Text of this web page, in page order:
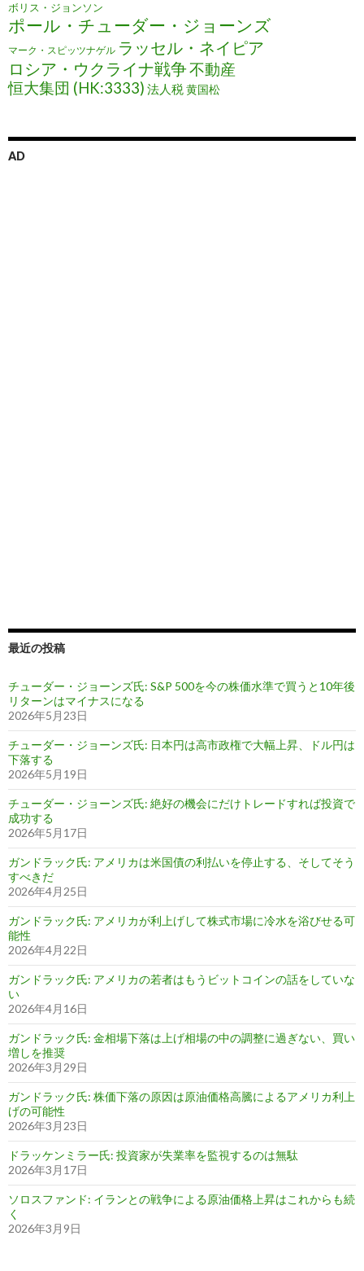
ボリス・ジョンソン
ポール・チューダー・ジョーンズ
マーク・スピッツナゲル ラッセル・ネイピア
ロシア・ウクライナ戦争不動産
恒大集団 (HK:3333) 法人税黄国松
AD
最近の投稿
チューダー・ジョーンズ氏: S&P 500を今の株価水準で買うと10年後
リターンはマイナスになる
2026年5月23日
チューダー・ジョーンズ氏: 日本円は高市政権で大幅上昇、ドル円は
下落する
2026年5月19日
チューダー・ジョーンズ氏: 絶好の機会にだけトレードすれば投資で
成功する
2026年5月17日
ガンドラック氏: アメリカは米国債の利払いを停止する、そしてそう
すべきだ
2026年4月25日
ガンドラック氏: アメリカが利上げして株式市場に冷水を浴びせる可
能性
2026年4月22日
ガンドラック氏: アメリカの若者はもうビットコインの話をしていな
い
2026年4月16日
ガンドラック氏: 金相場下落は上げ相場の中の調整に過ぎない、買い
増しを推奨
2026年3月29日
ガンドラック氏: 株価下落の原因は原油価格高騰によるアメリカ利上
げの可能性
2026年3月23日
ドラッケンミラー氏: 投資家が失業率を監視するのは無駄
2026年3月17日
ソロスファンド: イランとの戦争による原油価格上昇はこれからも続
く
2026年3月9日